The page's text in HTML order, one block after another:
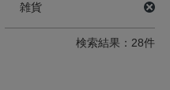
雑貨
検索結果：28件